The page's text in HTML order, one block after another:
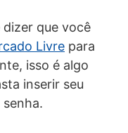
dizer que você
Livre para
isso é algo
inserir seu
senha.